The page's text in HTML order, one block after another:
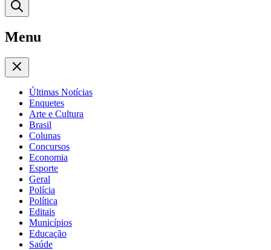
Menu
Últimas Notícias
Enquetes
Arte e Cultura
Brasil
Colunas
Concursos
Economia
Esporte
Geral
Polícia
Política
Editais
Municípios
Educação
Saúde